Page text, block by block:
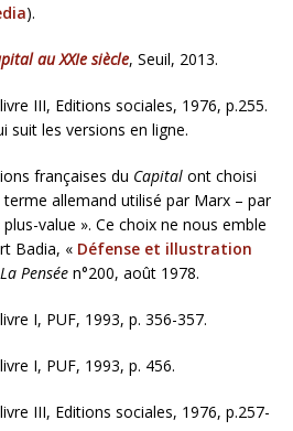
).
au XXIe siècle, Seuil, 2013.
III, Editions sociales, 1976, p.255.
suit les versions en ligne.
françaises du Capital ont choisi
terme allemand utilisé par Marx – par
value ». Ce choix ne nous emble
Badia, « Défense et illustration
La Pensée n°200, août 1978.
I, PUF, 1993, p. 356-357.
I, PUF, 1993, p. 456.
III, Editions sociales, 1976, p.257-